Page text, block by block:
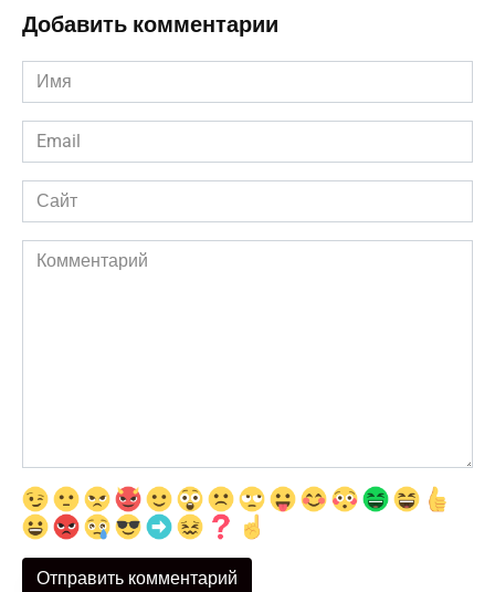
Добавить комментарии
Имя
*
Email
*
Сайт
Комментарий